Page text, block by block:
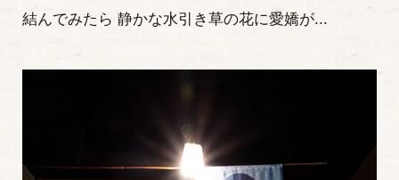
結んでみたら 静かな水引き草の花に愛嬌が...